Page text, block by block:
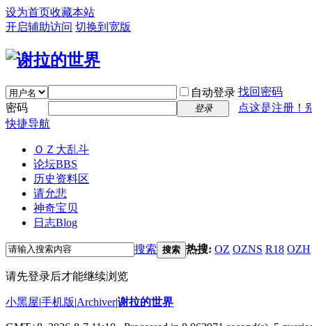
设为首页收藏本站
开启辅助访问 切换到宽版
自动登录 找回密码
密码
登录
点这是注册！
快捷导航
ＯＺ大乱斗
论坛BBS
历史资料区
请允悲
神奇宝贝
日志Blog
搜索 搜索 热搜: OZ OZNS R18 OZH
请先登录后才能继续浏览
小黑屋|手机版|Archiver|谢拉的世界